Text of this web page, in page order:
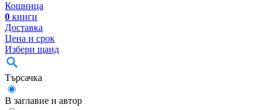
Кошница
0 книги
Доставка
Цена и срок
Избери щанд
Търсачка
В заглавие и автор